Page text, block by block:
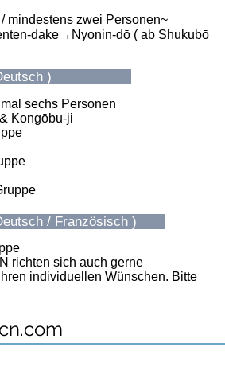
mindestens zwei Personen~
dake→Nyonin-dō ( ab Shukubō
)
sechs Personen
Kongōbu-ji
/ Französisch )
richten sich auch gerne
individuellen Wünschen. Bitte